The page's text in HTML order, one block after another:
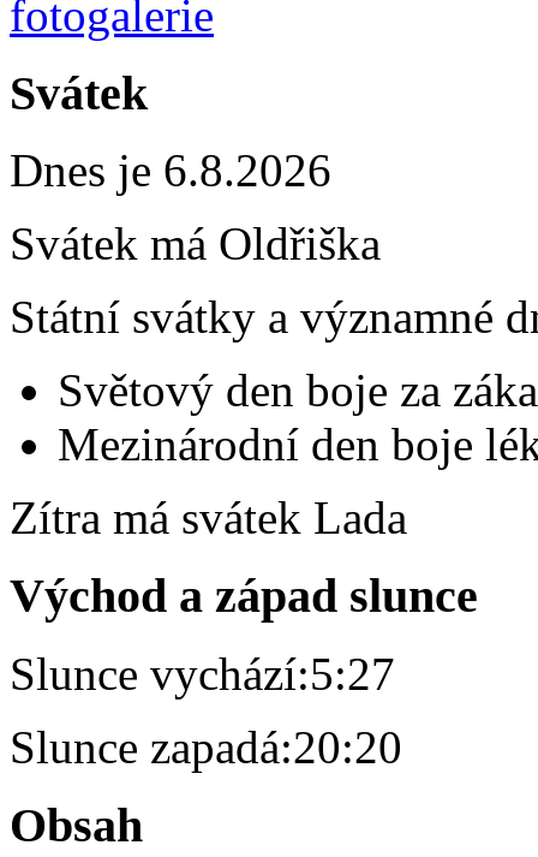
Svátek
Dnes je 6.8.2026
Svátek má Oldřiška
Státní svátky a významné
Světový den boje za
Mezinárodní den boje
Zítra má svátek Lada
Východ a západ slunce
Slunce vychází:5:27
Slunce zapadá:20:20
Obsah